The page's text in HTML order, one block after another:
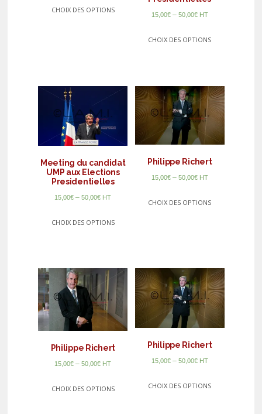
CHOIX DES OPTIONS
15,00€– 50,00€ HT
CHOIX DES OPTIONS
Meeting du candidat
UMP aux Elections
Presidentielles
15,00€ –50,00€ HT
CHOIX DES OPTIONS
Philippe Richert
15,00€– 50,00€ HT
CHOIX DES OPTIONS
Philippe Richert
15,00€ –50,00€ HT
CHOIX DES OPTIONS
Philippe Richert
15,00€– 50,00€ HT
CHOIX DES OPTIONS